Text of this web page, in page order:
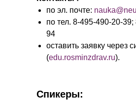
Спикеры:
по эл. почте:
по тел. 8-495-490-20-
94
оставить заявку через
(edu.rosminzdrav.ru).